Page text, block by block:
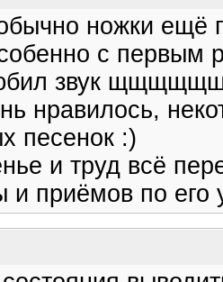
ножки ещё
с первым
звук
нравилось,
песенок :)
и труд всё
приёмов по его